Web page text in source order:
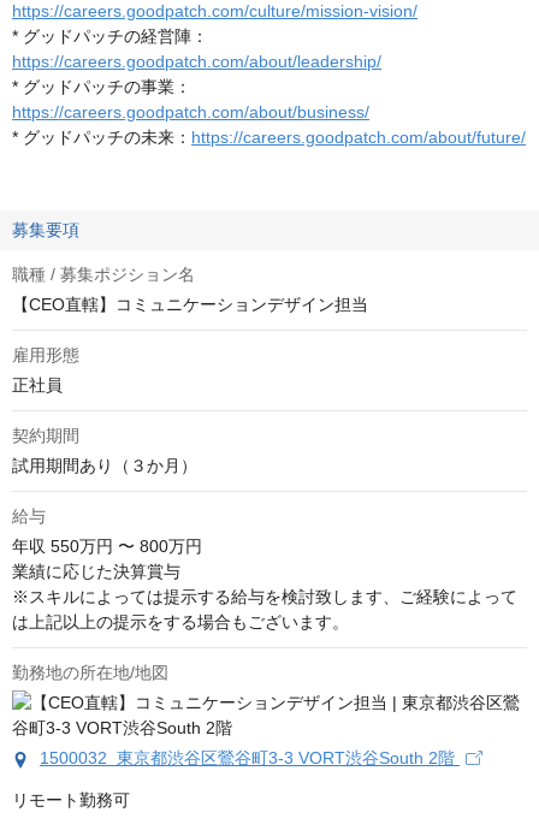
https://careers.goodpatch.com/culture/mission-vision/
* グッドパッチの経営陣：
https://careers.goodpatch.com/about/leadership/
* グッドパッチの事業：
https://careers.goodpatch.com/about/business/
* グッドパッチの未来： https://careers.goodpatch.com/about/future/
募集要項
職種 / 募集ポジション名
【CEO直轄】コミュニケーションデザイン担当
雇用形態
正社員
契約期間
試用期間あり（３か月）
給与
年収 550万円 〜 800万円
業績に応じた決算賞与
※スキルによっては提示する給与を検討致します、ご経験によって
は上記以上の提示をする場合もございます。
勤務地の所在地/地図
1500032 東京都渋谷区鶯谷町3-3 VORT渋谷South 2階
リモート勤務可